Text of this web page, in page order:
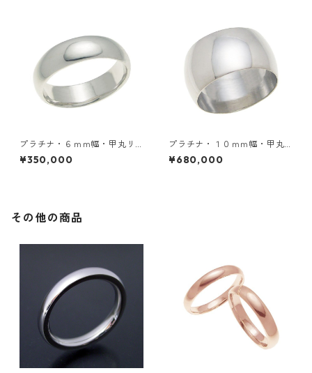
プラチナ・６ｍｍ幅・甲丸リ
ング
¥350,000
プラチナ・１０ｍｍ幅・甲丸
リング
¥680,000
その他の商品